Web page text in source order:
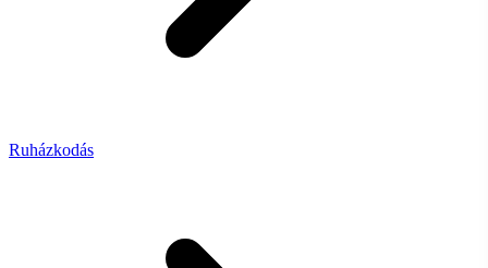
Ruházkodás